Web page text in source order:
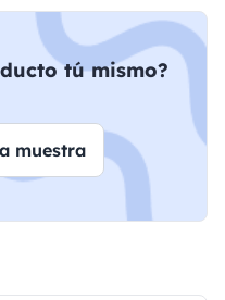
tú mismo?
muestra